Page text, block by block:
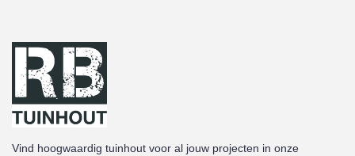
Vind hoogwaardig tuinhout voor al jouw projecten in onze